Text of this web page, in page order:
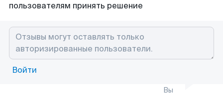
пользователям принять решение
Войти
Вы